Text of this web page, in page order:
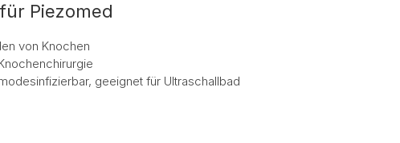
Piezomed
von Knochen
geeignet für Ultraschallbad